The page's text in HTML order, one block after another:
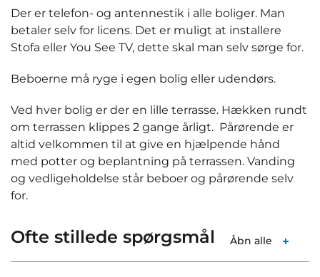
Der er telefon- og antennestik i alle boliger. Man
betaler selv for licens. Det er muligt at installere
Stofa eller You See TV, dette skal man selv sørge for.
Beboerne må ryge i egen bolig eller udendørs.
Ved hver bolig er der en lille terrasse. Hækken rundt
om terrassen klippes 2 gange årligt. Pårørende er
altid velkommen til at give en hjælpende hånd
med potter og beplantning på terrassen. Vanding
og vedligeholdelse står beboer og pårørende selv
for.
Ofte stillede spørgsmål Åbn alle